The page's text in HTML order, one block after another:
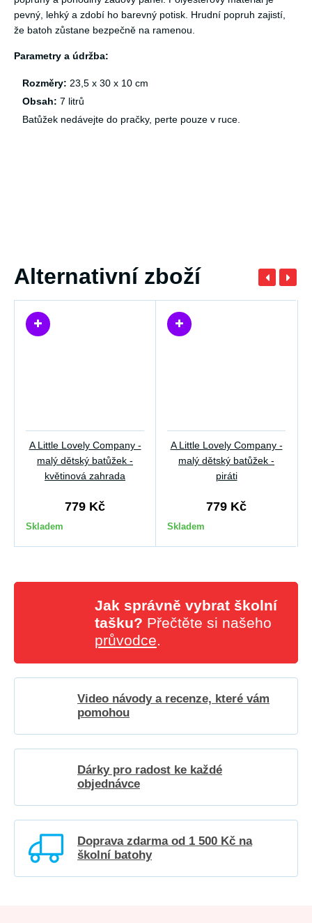
pevný, lehký a zdobí ho barevný potisk. Hrudní popruh zajistí,
že batoh zůstane bezpečně na ramenou.
Parametry a údržba:
Rozměry: 23,5 x 30 x 10 cm
Obsah: 7 litrů
Batůžek nedávejte do pračky, perte pouze v ruce.
Alternativní zboží
A Little Lovely Company -
malý dětský batůžek -
květinová zahrada
779 Kč
Skladem
A Little Lovely Company -
malý dětský batůžek -
piráti
779 Kč
Skladem
Jak správně vybrat školní
tašku? Přečtěte si našeho
průvodce.
Video návody a recenze, které vám
pomohou
Dárky pro radost ke každé
objednávce
Doprava zdarma od 1 500 Kč na
školní batohy